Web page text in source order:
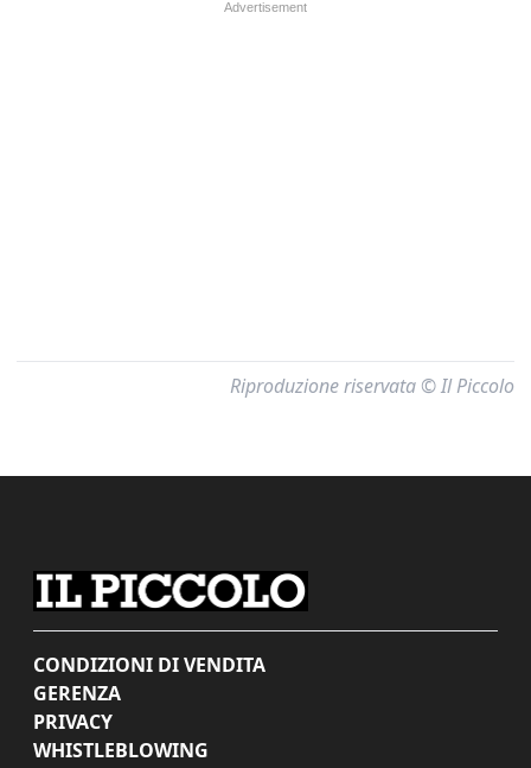
Riproduzione riservata © Il Piccolo
CONDIZIONI DI VENDITA
GERENZA
PRIVACY
WHISTLEBLOWING